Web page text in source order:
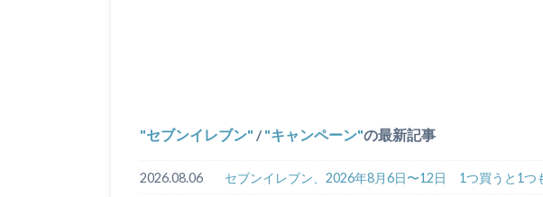
セブンイレブン / キャンペーン の最新記事
2026.08.06 セブンイレブン、2026年8月6日〜12日 1つ買うと1つ